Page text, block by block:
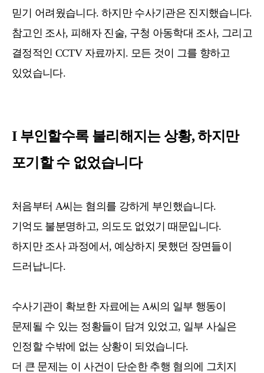
믿기 어려웠습니다. 하지만 수사기관은 진지했습니다.
참고인 조사, 피해자 진술, 구청 아동학대 조사, 그리고
결정적인 CCTV 자료까지. 모든 것이 그를 향하고
있었습니다.
I 부인할수록 불리해지는 상황, 하지만
포기할 수 없었습니다
처음부터 A씨는 혐의를 강하게 부인했습니다.
기억도 불분명하고, 의도도 없었기 때문입니다.
하지만 조사 과정에서, 예상하지 못했던 장면들이
드러납니다.
수사기관이 확보한 자료에는 A씨의 일부 행동이
문제될 수 있는 정황들이 담겨 있었고, 일부 사실은
인정할 수밖에 없는 상황이 되었습니다.
더 큰 문제는 이 사건이 단순한 추행 혐의에 그치지